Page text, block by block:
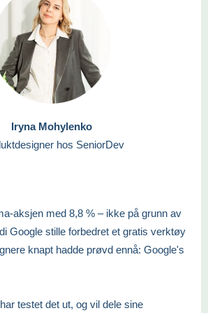
Iryna Mohylenko
hos SeniorDev
aksjen med 8,8 % – ikke på grunn av
Google stille forbedret et gratis verktøy
knapt hadde prøvd ennå: Google's
har testet det ut, og vil dele sine